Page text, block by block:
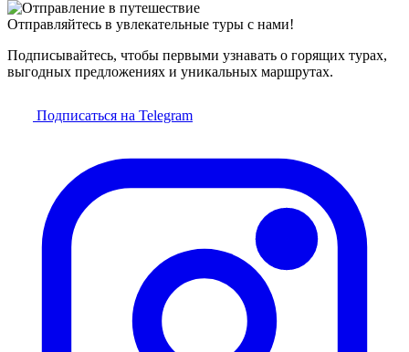
Отправляйтесь в увлекательные туры с нами!
Подписывайтесь, чтобы первыми узнавать о горящих турах,
выгодных предложениях и уникальных маршрутах.
Подписаться на Telegram